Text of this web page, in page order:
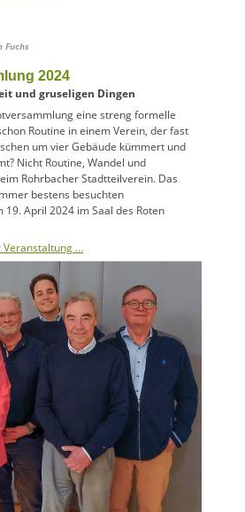
Fuchs
2024
und gruseligen Dingen
eine streng formelle
Routine in einem Verein, der fast
um vier Gebäude kümmert und
Nicht Routine, Wandel und
Rohrbacher Stadtteilverein. Das
bestens besuchten
April 2024 im Saal des Roten
Veranstaltung …